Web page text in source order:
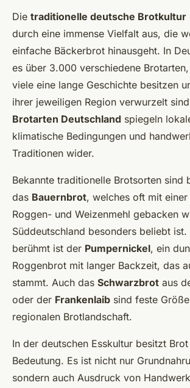
Die traditionelle deutsche Brotkultur
durch eine immense Vielfalt aus, die
einfache Bäckerbrot hinausgeht. In
es über 3.000 verschiedene
viele eine lange Geschichte besitzen
ihrer jeweiligen Region verwurzelt
Brotarten Deutschland spiegeln
klimatische Bedingungen und
Traditionen wider.
Bekannte traditionelle Brotsorten sind
das Bauernbrot, welches oft mit
Roggen- und Weizenmehl gebacken
Süddeutschland besonders beliebt ist.
berühmt ist der Pumpernickel, ein
Roggenbrot mit langer Backzeit, das
stammt. Auch das Schwarzbrot aus
oder der Frankenlaib sind feste
regionalen Brotlandschaft.
In der deutschen Esskultur besitzt
Bedeutung. Es ist nicht nur
sondern auch Ausdruck von